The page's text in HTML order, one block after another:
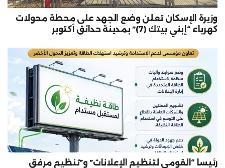
وزيرة الإسكان تعلن وضع الجهد على محطة محولات
كهرباء “إبني بيتك (7)” بمدينة حدائق أكتوبر
رئيسا “القومي لتنظيم الإعلانات” و”تنظيم مرفق